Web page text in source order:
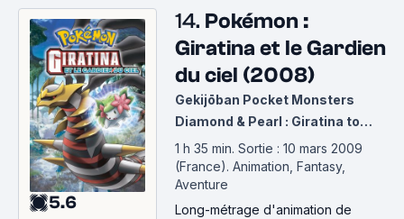
5.6
14. Pokémon :
Giratina et le Gardien
du ciel (2008)
Gekijōban Pocket Monsters
Diamond & Pearl : Giratina to
Sora no Hanataba Sheimi
1 h 35 min. Sortie : 10 mars 2009
(France). Animation, Fantasy,
Aventure
Long-métrage d'animation de